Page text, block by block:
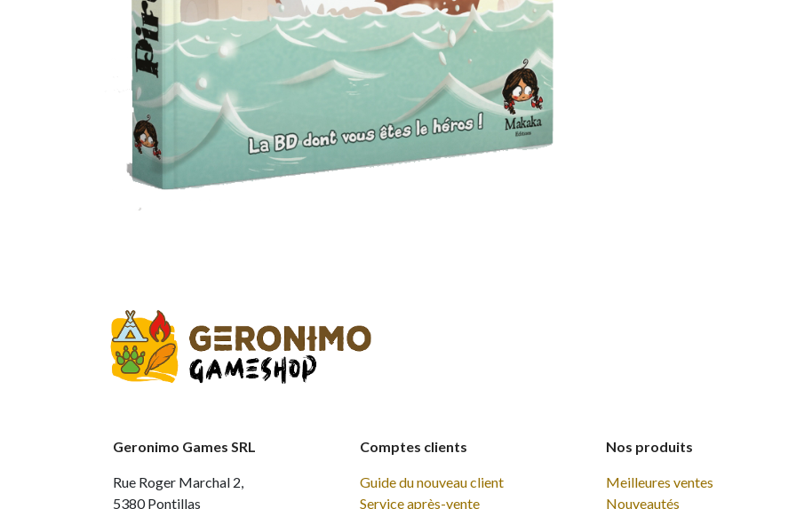
Comptes clients
Guide du nouveau client
Service après-vente
Nos produits
Meilleures ventes
Nouveautés
Geronimo Games SRL
Rue Roger Marchal 2,
5380 Pontillas